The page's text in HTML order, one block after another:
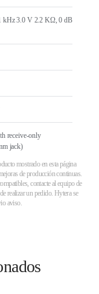
kHz 3.0 V 2.2 KΩ, 0 dB
receive-only
jack)
mostrado en esta página
de producción continuas.
contacte al equipo de
realizar un pedido. Hytera se
aviso.